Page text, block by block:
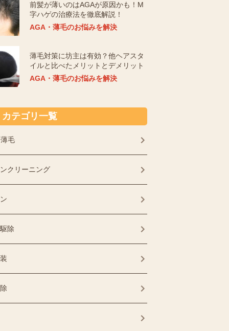
前髪が薄いのはAGAが原因かも！M
字ハゲの治療法を徹底解説！
AGA・薄毛のお悩みを解決
薄毛対策に坊主は有効？他ヘアスタ
イルと比べたメリットとデメリット
AGA・薄毛のお悩みを解決
カテゴリ一覧
毛
クリーニング
除